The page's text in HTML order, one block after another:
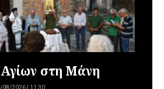
στη Μάνη
08/2026 | 11:30